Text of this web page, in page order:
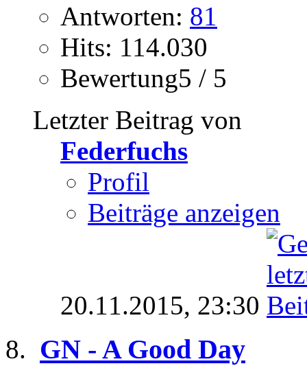
Antworten: 81
Hits: 114.030
Bewertung5 / 5
Letzter Beitrag von
Federfuchs
Profil
Beiträge anzeigen
20.11.2015, 23:30
GN - A Good Day